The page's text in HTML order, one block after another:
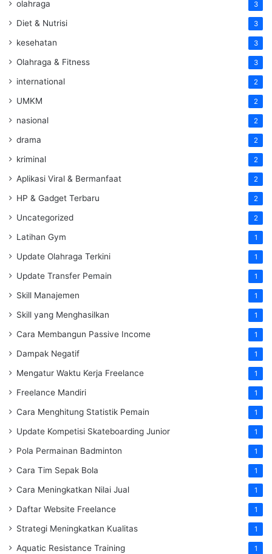
olahraga 3
Diet & Nutrisi 3
kesehatan 3
Olahraga & Fitness 3
international 2
UMKM 2
nasional 2
drama 2
kriminal 2
Aplikasi Viral & Bermanfaat 2
HP & Gadget Terbaru 2
Uncategorized 2
Latihan Gym 1
Update Olahraga Terkini 1
Update Transfer Pemain 1
Skill Manajemen 1
Skill yang Menghasilkan 1
Cara Membangun Passive Income 1
Dampak Negatif 1
Mengatur Waktu Kerja Freelance 1
Freelance Mandiri 1
Cara Menghitung Statistik Pemain 1
Update Kompetisi Skateboarding Junior 1
Pola Permainan Badminton 1
Cara Tim Sepak Bola 1
Cara Meningkatkan Nilai Jual 1
Daftar Website Freelance 1
Strategi Meningkatkan Kualitas 1
Aquatic Resistance Training 1